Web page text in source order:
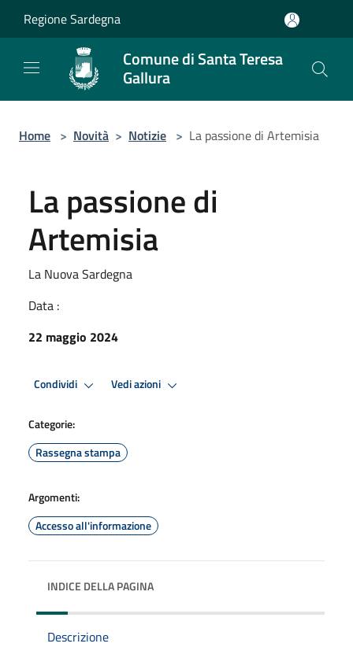
Regione Sardegna
Comune di Santa Teresa
Gallura
Home > Novità > Notizie > La passione di Artemisia
La passione di
Artemisia
La Nuova Sardegna
Data :
22 maggio 2024
Condividi Vedi azioni
Categorie:
Rassegna stampa
Argomenti:
Accesso all'informazione
INDICE DELLA PAGINA
Descrizione